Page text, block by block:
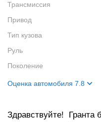
Трансмиссия
Привод
Тип кузова
Руль
Поколение
Оценка автомобиля 7.8
Салон
Здравствуйте!